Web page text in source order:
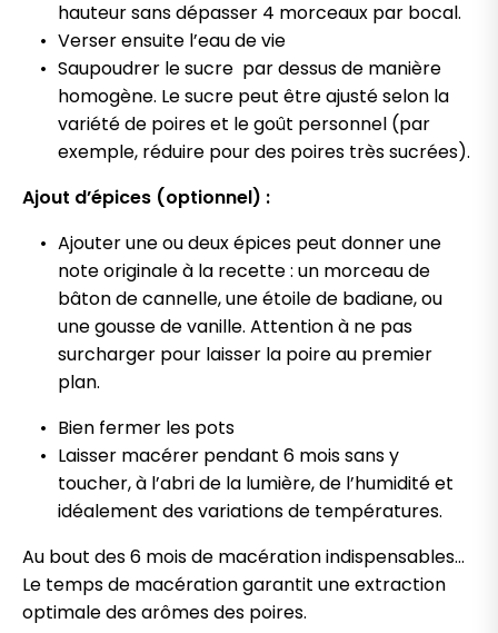
hauteur sans dépasser 4 morceaux par bocal.
Verser ensuite l’eau de vie
Saupoudrer le sucre par dessus de manière
homogène. Le sucre peut être ajusté selon la
variété de poires et le goût personnel (par
exemple, réduire pour des poires très sucrées).
Ajout d’épices (optionnel) :
Ajouter une ou deux épices peut donner une
note originale à la recette : un morceau de
bâton de cannelle, une étoile de badiane, ou
une gousse de vanille. Attention à ne pas
surcharger pour laisser la poire au premier
plan.
Bien fermer les pots
Laisser macérer pendant 6 mois sans y
toucher, à l’abri de la lumière, de l’humidité et
idéalement des variations de températures.
Au bout des 6 mois de macération indispensables…
Le temps de macération garantit une extraction
optimale des arômes des poires.